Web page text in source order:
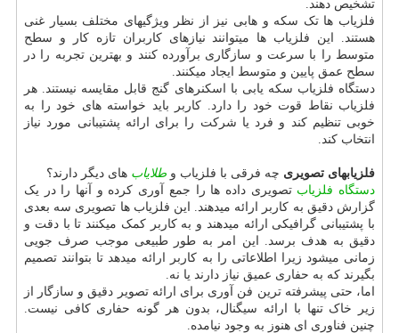
تشخیص دهند.
فلزیاب ها تک سکه و هابی نیز از نظر ویژگیهای مختلف بسیار غنی
هستند. این فلزیاب ها میتوانند نیازهای کاربران تازه کار و سطح
متوسط را با سرعت و سازگاری برآورده کنند و بهترین تجربه را در
سطح عمق پایین و متوسط ایجاد میکنند.
دستگاه فلزیاب‌ سکه یابی با اسکنرهای گنج قابل مقایسه نیستند. هر
فلزیاب نقاط قوت خود را دارد. کاربر باید خواسته های خود را به
خوبی تنظیم کند و فرد یا شرکت را برای ارائه پشتیبانی مورد نیاز
انتخاب کند.
فلزیابهای تصویری چه فرقی با فلزیاب و طلایاب های دیگر دارند؟
دستگاه فلزیاب تصویری داده ها را جمع آوری کرده و آنها را در یک
گزارش دقیق به کاربر ارائه میدهند. این فلزیاب ها تصویری سه بعدی
با پشتیبانی گرافیکی ارائه میدهند و به کاربر کمک میکنند تا با دقت و
دقیق به هدف برسد. این امر به طور طبیعی موجب صرف جویی
زمانی میشود زیرا اطلاعاتی را به کاربر ارائه میدهد تا بتوانند تصمیم
بگیرند که به حفاری عمیق نیاز دارند یا نه.
اما، حتی پیشرفته ترین فن آوری برای ارائه تصویر دقیق و سازگار از
زیر خاک تنها با ارائه سیگنال، بدون هر گونه حفاری کافی نیست.
چنین فناوری ای هنوز به وجود نیامده.